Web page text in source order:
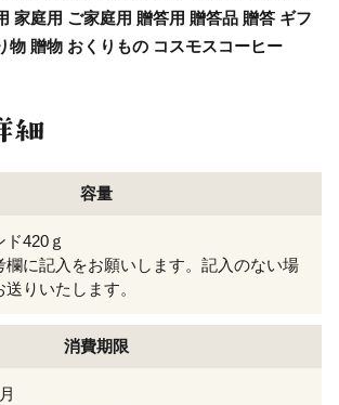
家庭用 ご家庭用 贈答用 贈答品 贈答 ギフ
物 贈物 おくりもの コスモスコーヒー
容量
420ｇ
に記入をお願いします。記入のない場
りいたします。
消費期限